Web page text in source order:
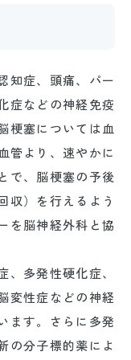
知症、頭痛、パー
症などの神経免疫
梗塞については血
管より、速やかに
で、脳梗塞の予後
収）を行えるよう
を脳神経外科と協
多発性硬化症、
変性症などの神経
ます。さらに多発
の分子標的薬によ